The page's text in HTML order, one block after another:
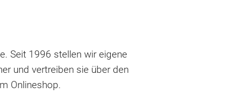
Seit 1996 stellen wir eigene
und vertreiben sie über den
Onlineshop.